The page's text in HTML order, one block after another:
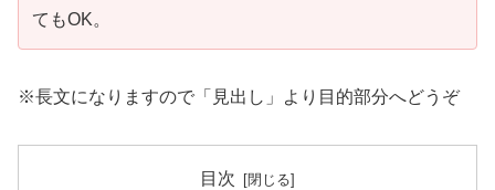
てもOK。
※長文になりますので「見出し」より目的部分へどうぞ
目次